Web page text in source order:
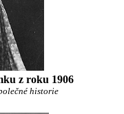
z roku 1906
historie